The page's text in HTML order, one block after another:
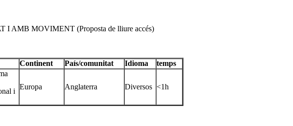
AMB MOVIMENT (Proposta de lliure accés)
Continent País/comunitat Idioma temps
i
Europa Anglaterra Diversos <1h